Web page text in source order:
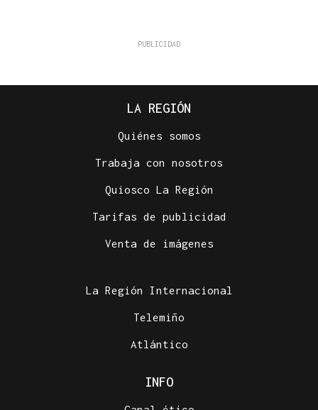
LA REGIÓN
Quiénes somos
Trabaja con nosotros
Quiosco La Región
Tarifas de publicidad
Venta de imágenes
La Región Internacional
Telemiño
Atlántico
INFO